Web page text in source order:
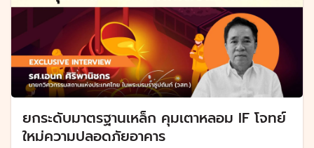
ยกระดับมาตรฐานเหล็ก คุมเตาหลอม IF โจทย์
ใหม่ความปลอดภัยอาคาร